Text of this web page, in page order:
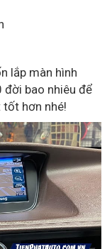
lắp màn hình
đời bao nhiêu để
hơn nhé!